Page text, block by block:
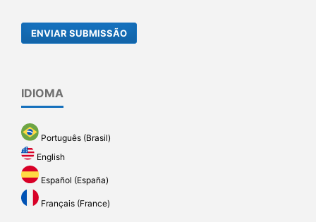
ENVIAR SUBMISSÃO
IDIOMA
Português (Brasil)
English
Español (España)
Français (France)